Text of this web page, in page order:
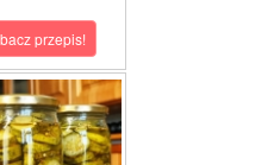
przepis!